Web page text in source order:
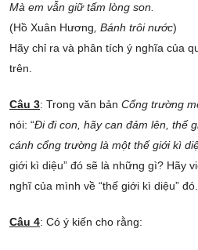
Mà em vẫn giữ tấm lòng son.
(Hồ Xuân Hương , Bánh trôi nước)
Hãy chỉ ra và phân tích ý nghĩa của
trên.
Câu 3: Trong văn bản Cổng trường
nói: “Đi đi con, hãy can đảm lên, thế
cánh cổng trường là một thế giới kì
giới kì diệu” đó sẽ là những gì? Hãy
nghĩ của mình về “thế giới kì diệu” đó.
Câu 4: Có ý kiến cho rằng: